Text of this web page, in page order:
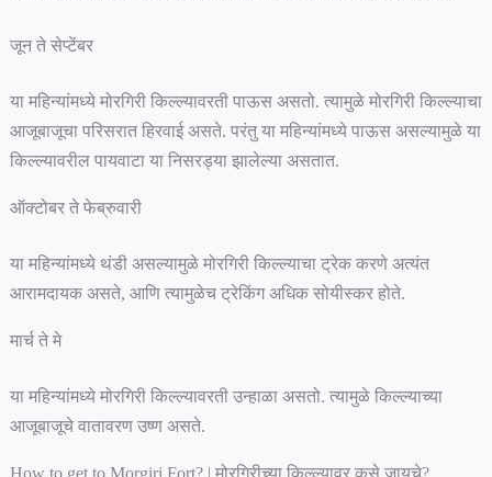
जून ते सेप्टेंबर
या महिन्यांमध्ये मोरगिरी किल्ल्यावरती पाऊस असतो. त्यामुळे मोरगिरी किल्ल्याचा
आजूबाजूचा परिसरात हिरवाई असते. परंतु या महिन्यांमध्ये पाऊस असल्यामुळे या
किल्ल्यावरील पायवाटा या निसरड्या झालेल्या असतात.
ऑक्टोबर ते फेब्रुवारी
या महिन्यांमध्ये थंडी असल्यामुळे मोरगिरी किल्ल्याचा ट्रेक करणे अत्यंत
आरामदायक असते, आणि त्यामुळेच ट्रेकिंग अधिक सोयीस्कर होते.
मार्च ते मे
या महिन्यांमध्ये मोरगिरी किल्ल्यावरती उन्हाळा असतो. त्यामुळे किल्ल्याच्या
आजूबाजूचे वातावरण उष्ण असते.
How to get to Morgiri Fort? | मोरगिरीच्या किल्ल्यावर कसे जायचे?